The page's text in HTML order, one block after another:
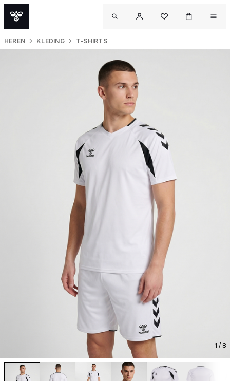
HEREN KLEDING T-SHIRTS
1 / 8